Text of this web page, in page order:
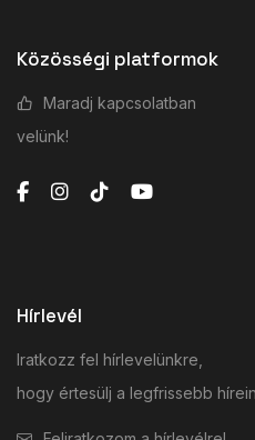
Közösségi platformok
Maradj kapcsolatban
velünk!
Hírlevél
Iratkozz fel hírlevelünkre,
hogy értesülj a legfrissebb